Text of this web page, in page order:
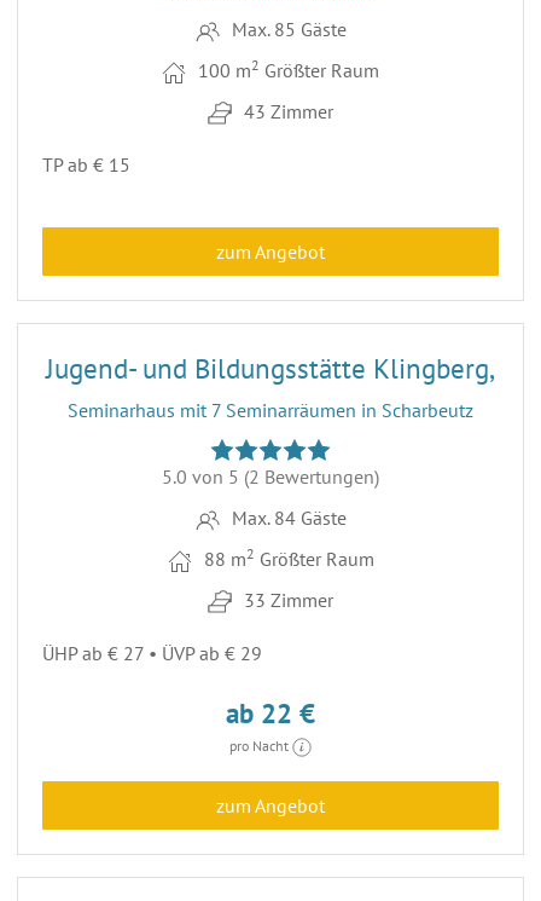
Max. 85 Gäste
100 m2 Größter Raum
43 Zimmer
TP ab € 15
zum Angebot
18
Jugend- und Bildungsstätte Klingberg,
Seminarhaus mit 7 Seminarräumen in Scharbeutz
5.0 von 5 (2 Bewertungen)
Max. 84 Gäste
88 m2 Größter Raum
33 Zimmer
ÜHP ab € 27 • ÜVP ab € 29
ab 22 €
pro Nacht
zum Angebot
28